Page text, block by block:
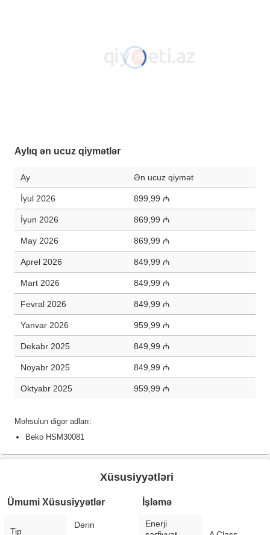
Aylıq ən ucuz qiymətlər
Ay Ən ucuz qiymət
İyul 2026 899,99 ₼
İyun 2026 869,99 ₼
May 2026 869,99 ₼
Aprel 2026 849,99 ₼
Mart 2026 849,99 ₼
Fevral 2026 849,99 ₼
Yanvar 2026 959,99 ₼
Dekabr 2025 849,99 ₼
Noyabr 2025 849,99 ₼
Oktyabr 2025 959,99 ₼
Məhsulun digər adları:
Beko HSM30081
Xüsusiyyətləri
Ümumi Xüsusiyyətlər
Tip
Dərin
İşləmə
Enerji